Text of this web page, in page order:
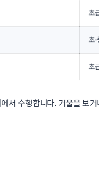
초
초·
초
에서 수행합니다. 거울을 보